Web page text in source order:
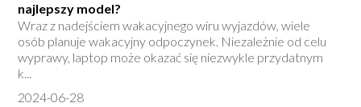
najlepszy model?
Wraz z nadejściem wakacyjnego wiru wyjazdów, wiele
osób planuje wakacyjny odpoczynek. Niezależnie od celu
wyprawy, laptop może okazać się niezwykle przydatnym
k...
2024-06-28